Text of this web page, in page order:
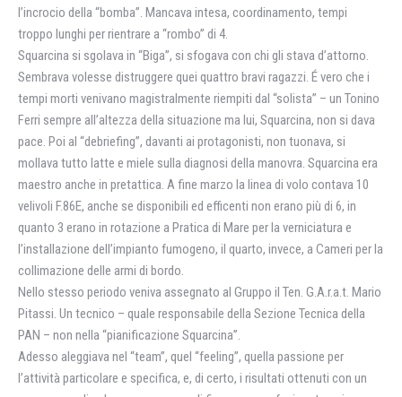
l’incrocio della “bomba”. Mancava intesa, coordinamento, tempi
troppo lunghi per rientrare a “rombo” di 4.
Squarcina si sgolava in “Biga”, si sfogava con chi gli stava d’attorno.
Sembrava volesse distruggere quei quattro bravi ragazzi. É vero che i
tempi morti venivano magistralmente riempiti dal “solista” – un Tonino
Ferri sempre all’altezza della situazione ma lui, Squarcina, non si dava
pace. Poi al “debriefing”, davanti ai protagonisti, non tuonava, si
mollava tutto latte e miele sulla diagnosi della manovra. Squarcina era
maestro anche in pretattica. A fine marzo la linea di volo contava 10
velivoli F.86E, anche se disponibili ed efficenti non erano più di 6, in
quanto 3 erano in rotazione a Pratica di Mare per la verniciatura e
l’installazione dell’impianto fumogeno, il quarto, invece, a Cameri per la
collimazione delle armi di bordo.
Nello stesso periodo veniva assegnato al Gruppo il Ten. G.A.r.a.t. Mario
Pitassi. Un tecnico – quale responsabile della Sezione Tecnica della
PAN – non nella “pianificazione Squarcina”.
Adesso aleggiava nel “team”, quel “feeling”, quella passione per
l’attività particolare e specifica, e, di certo, i risultati ottenuti con un